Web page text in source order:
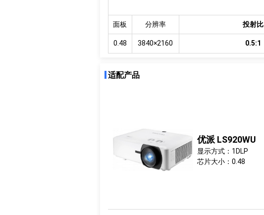
面板 分辨率 投射比
0.48 3840×2160 0.5:1
适配产品
优派 LS920WU
显示方式：1DLP
芯片大小：0.48